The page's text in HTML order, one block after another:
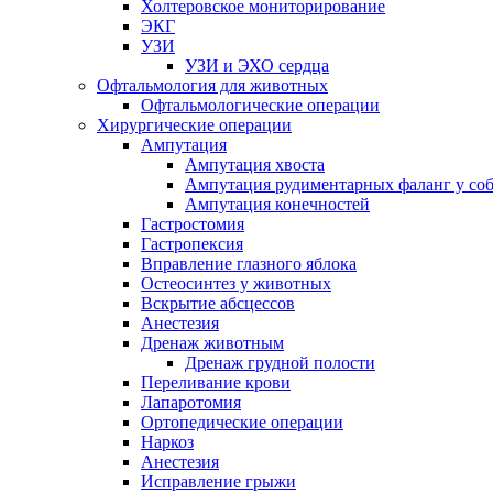
Холтеровское мониторирование
ЭКГ
УЗИ
УЗИ и ЭХО сердца
Офтальмология для животных
Офтальмологические операции
Хирургические операции
Ампутация
Ампутация хвоста
Ампутация рудиментарных фаланг у
Ампутация конечностей
Гастростомия
Гастропексия
Вправление глазного яблока
Остеосинтез у животных
Вскрытие абсцессов
Анестезия
Дренаж животным
Дренаж грудной полости
Переливание крови
Лапаротомия
Ортопедические операции
Наркоз
Анестезия
Исправление грыжи